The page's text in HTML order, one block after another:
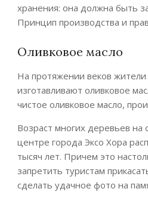
хранения: она должна быть
Принцип производства и
Оливковое масло
На протяжении веков
изготавливают оливковое
чистое оливковое масло,
Возраст многих деревьев на
центре города Эксо Хора
тысяч лет. Причем это
запретить туристам
сделать удачное фото на